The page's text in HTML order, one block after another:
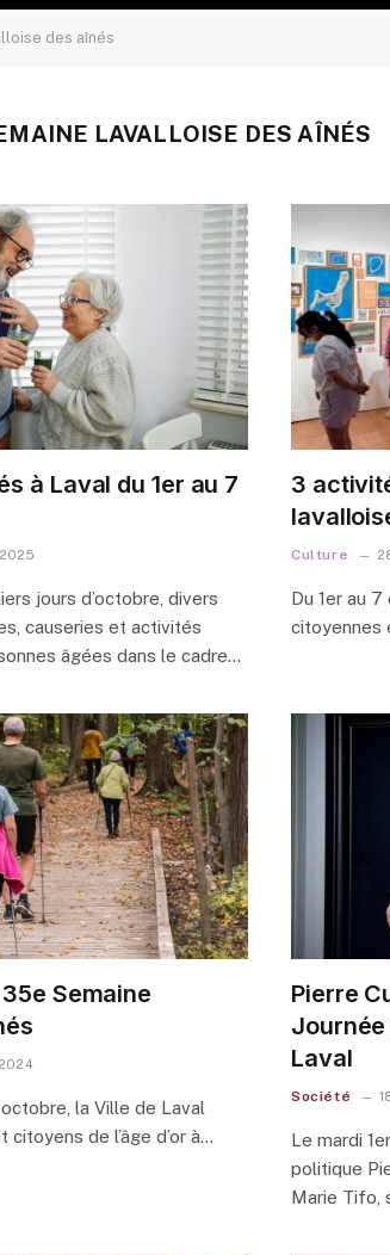
des aînés
LAVALLOISE DES AÎNÉS
à Laval du 1er au 7
jours d’octobre, divers
causeries et activités
âgées dans le cadre…
3
Culture
Du 1er au
citoyennes
Semaine
la Ville de Laval
de l’âge d’or à…
Pierre
Laval
Société
Le mardi
politique
Marie Tifo,